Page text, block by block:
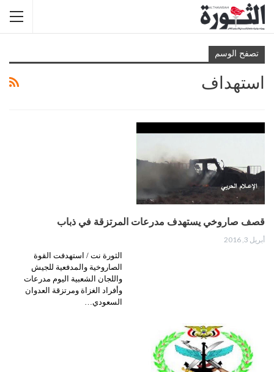
تصفح الوسم
استهداف
قصف صاروخي يستهدف مدرعات المرتزقة في ذباب
أبريل 3, 2016
الثورة نت / استهدفت القوة
الصاروخية والمدفعية للجيش
واللجان الشعبية اليوم مدرعات
وأفراد الغزاة ومرتزقة العدوان
السعودي…